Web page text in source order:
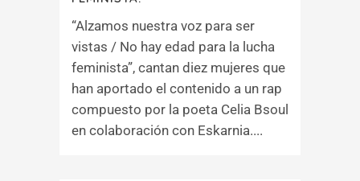
“Alzamos nuestra voz para ser
vistas / No hay edad para la lucha
feminista”, cantan diez mujeres que
han aportado el contenido a un rap
compuesto por la poeta Celia Bsoul
en colaboración con Eskarnia....